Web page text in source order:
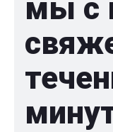
мы с